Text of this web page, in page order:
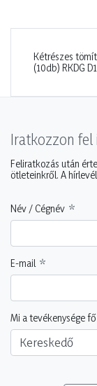
Kétrészes
(10db) RKDG
Iratkozzon fel
Feliratkozás után
ötleteinkről. A
Név / Cégnév
E-mail
Mi a tevékenysége
Kereskedő